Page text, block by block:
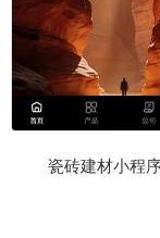
瓷砖建材小程